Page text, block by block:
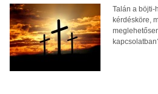
Talán a böjti-
kérdésköre,